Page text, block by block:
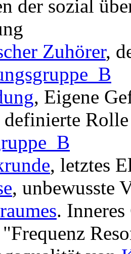
der sozial
Zuhörer,
, Eigene
definierte
, letztes
, unbewusste
.
"Frequenz